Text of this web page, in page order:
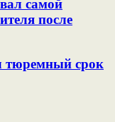
самой
после
тюремный срок